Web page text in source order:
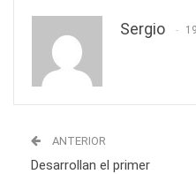
Sergio
ANTERIOR
Desarrollan el primer